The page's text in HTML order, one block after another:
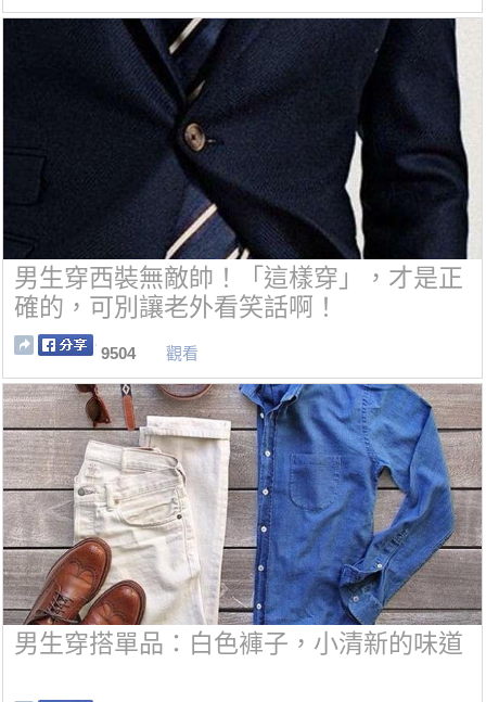
男生穿西裝無敵帥！「這樣穿」，才是正
確的，可別讓老外看笑話啊！
9504 觀看
男生穿搭單品：白色褲子，小清新的味道